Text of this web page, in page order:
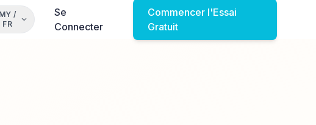
MY /
FR
Se
Connecter
Commencer l'Essai
Gratuit